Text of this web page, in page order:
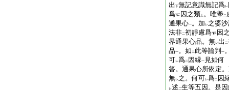
出 下無記意識無記爲レ
爲
因之類 上 。唯擧二
通果心一。加 レ之婆
法非二初靜慮爲
因
界通果心品。無レ出 二
品一。如 二 此等論判 一
可レ爲二 因縁一 見如何
答。通果心所依定
無レ之。何可レ爲二 因
レ述 二生等五因。是